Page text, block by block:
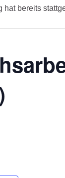
hat bereits